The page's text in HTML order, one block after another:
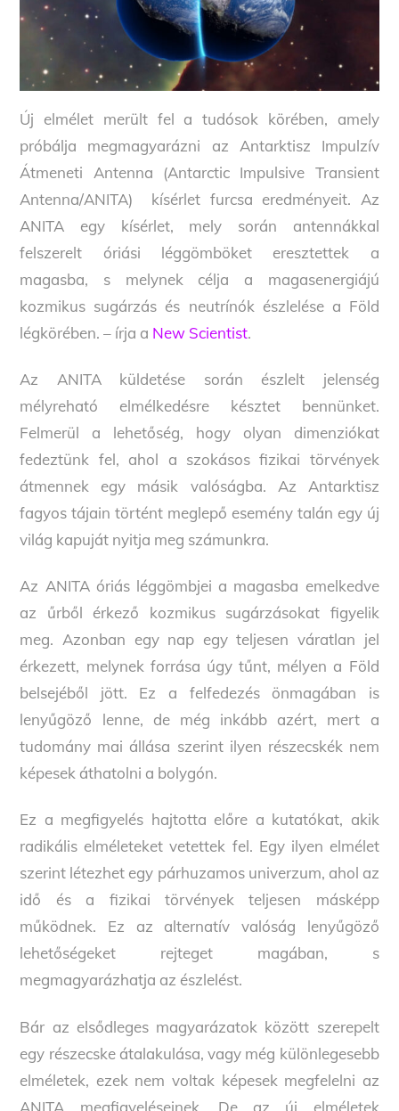
Új elmélet merült fel a tudósok körében, amely
próbálja megmagyarázni az Antarktisz Impulzív
Átmeneti Antenna (Antarctic Impulsive Transient
Antenna/ANITA) kísérlet furcsa eredményeit. Az
ANITA egy kísérlet, mely során antennákkal
felszerelt óriási léggömböket eresztettek a
magasba, s melynek célja a magasenergiájú
kozmikus sugárzás és neutrínók észlelése a Föld
légkörében. – írja a New Scientist.
Az ANITA küldetése során észlelt jelenség
mélyreható elmélkedésre késztet bennünket.
Felmerül a lehetőség, hogy olyan dimenziókat
fedeztünk fel, ahol a szokásos fizikai törvények
átmennek egy másik valóságba. Az Antarktisz
fagyos tájain történt meglepő esemény talán egy új
világ kapuját nyitja meg számunkra.
Az ANITA óriás léggömbjei a magasba emelkedve
az űrből érkező kozmikus sugárzásokat figyelik
meg. Azonban egy nap egy teljesen váratlan jel
érkezett, melynek forrása úgy tűnt, mélyen a Föld
belsejéből jött. Ez a felfedezés önmagában is
lenyűgöző lenne, de még inkább azért, mert a
tudomány mai állása szerint ilyen részecskék nem
képesek áthatolni a bolygón.
Ez a megfigyelés hajtotta előre a kutatókat, akik
radikális elméleteket vetettek fel. Egy ilyen elmélet
szerint létezhet egy párhuzamos univerzum, ahol az
idő és a fizikai törvények teljesen másképp
működnek. Ez az alternatív valóság lenyűgöző
lehetőségeket rejteget magában, s
megmagyarázhatja az észlelést.
Bár az elsődleges magyarázatok között szerepelt
egy részecske átalakulása, vagy még különlegesebb
elméletek, ezek nem voltak képesek megfelelni az
ANITA megfigyeléseinek. De az új elméletek